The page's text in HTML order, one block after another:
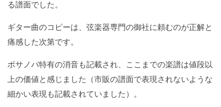
る譜面でした。
ギター曲のコピーは、弦楽器専門の御社に頼むのが正解と
痛感した次第です。
ボサノバ特有の消音も記載され、ここまでの楽譜は値段以
上の価値と感じました（市販の譜面で表現されないような
細かい表現も記載されていました）。